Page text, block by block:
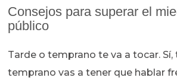
Consejos para superar el
público
Tarde o temprano te va a tocar. Sí,
temprano vas a tener que hablar